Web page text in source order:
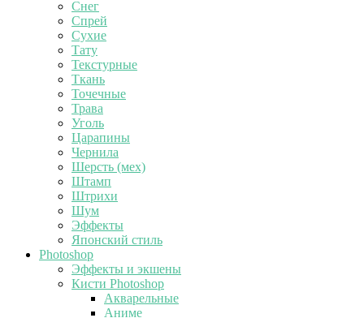
Снег
Спрей
Сухие
Тату
Текстурные
Ткань
Точечные
Трава
Уголь
Царапины
Чернила
Шерсть (мех)
Штамп
Штрихи
Шум
Эффекты
Японский стиль
Photoshop
Эффекты и экшены
Кисти Photoshop
Акварельные
Аниме